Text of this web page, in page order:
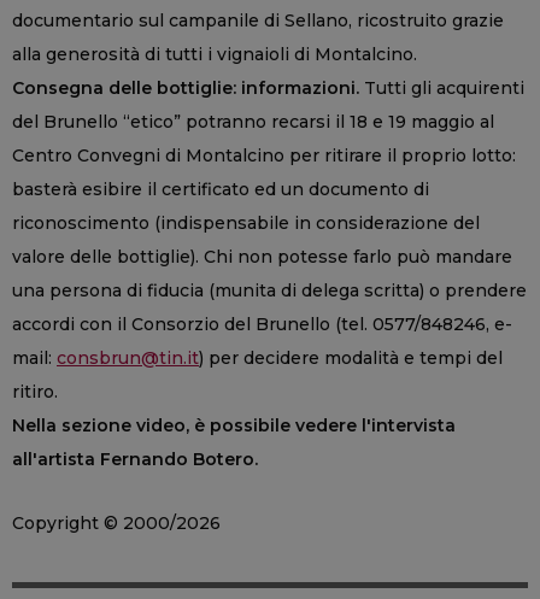
documentario sul campanile di Sellano, ricostruito grazie
alla generosità di tutti i vignaioli di Montalcino.
Consegna delle bottiglie: informazioni. Tutti gli acquirenti
del Brunello “etico” potranno recarsi il 18 e 19 maggio al
Centro Convegni di Montalcino per ritirare il proprio lotto:
basterà esibire il certificato ed un documento di
riconoscimento (indispensabile in considerazione del
valore delle bottiglie). Chi non potesse farlo può mandare
una persona di fiducia (munita di delega scritta) o prendere
accordi con il Consorzio del Brunello (tel. 0577/848246, e-
mail: consbrun@tin.it) per decidere modalità e tempi del
ritiro.
Nella sezione video, è possibile vedere l'intervista
all'artista Fernando Botero.
Copyright © 2000/2026